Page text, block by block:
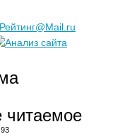
читаемое
93